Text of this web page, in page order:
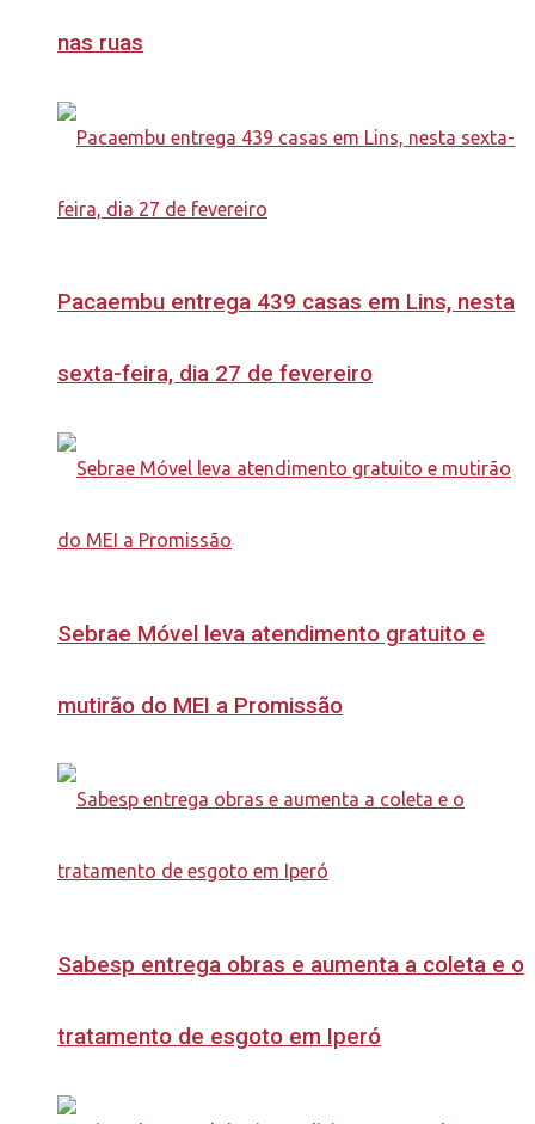
nas ruas
Pacaembu entrega 439 casas em Lins, nesta
sexta-feira, dia 27 de fevereiro
Sebrae Móvel leva atendimento gratuito e
mutirão do MEI a Promissão
Sabesp entrega obras e aumenta a coleta e o
tratamento de esgoto em Iperó